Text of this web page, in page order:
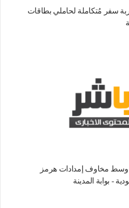
سفر مُتكاملة لحاملي بطاقات
وسط مخاوف إمدادات هرمز
- بوابة المدينة